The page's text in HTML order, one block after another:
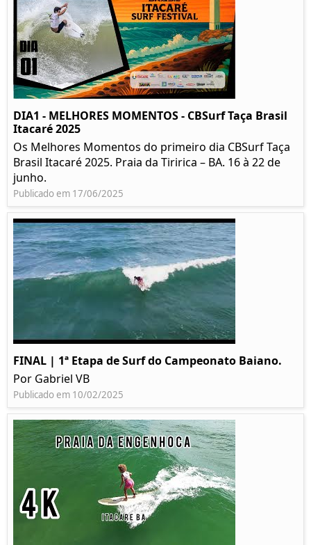
DIA1 - MELHORES MOMENTOS - CBSurf Taça Brasil
Itacaré 2025
Os Melhores Momentos do primeiro dia CBSurf Taça
Brasil Itacaré 2025. Praia da Tiririca – BA. 16 à 22 de
junho.
Publicado em 17/06/2025
FINAL | 1ª Etapa de Surf do Campeonato Baiano.
Por Gabriel VB
Publicado em 10/02/2025